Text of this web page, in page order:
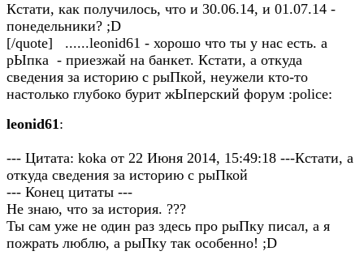
Кстати, как получилось, что и 30.06.14, и 01.07.14 -
понедельники? ;D
[/quote] ......leonid61 - хорошо что ты у нас есть. а
рЫпка - приезжай на банкет. Кстати, а откуда
сведения за историю с рыПкой, неужели кто-то
настолько глубоко бурит жЫперский форум :police:
leonid61:
--- Цитата: koka от 22 Июня 2014, 15:49:18 ---Кстати, а
откуда сведения за историю с рыПкой
--- Конец цитаты ---
Не знаю, что за история. ???
Ты сам уже не один раз здесь про рыПку писал, а я
пожрать люблю, а рыПку так особенно! ;D